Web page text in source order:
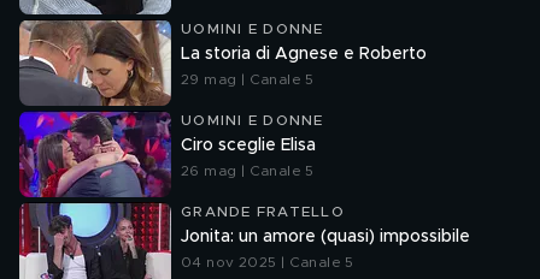
UOMINI E DONNE
La storia di Agnese e Roberto
29 mag | Canale 5
UOMINI E DONNE
Ciro sceglie Elisa
26 mag | Canale 5
GRANDE FRATELLO
Jonita: un amore (quasi) impossibile
04 nov 2025 | Canale 5